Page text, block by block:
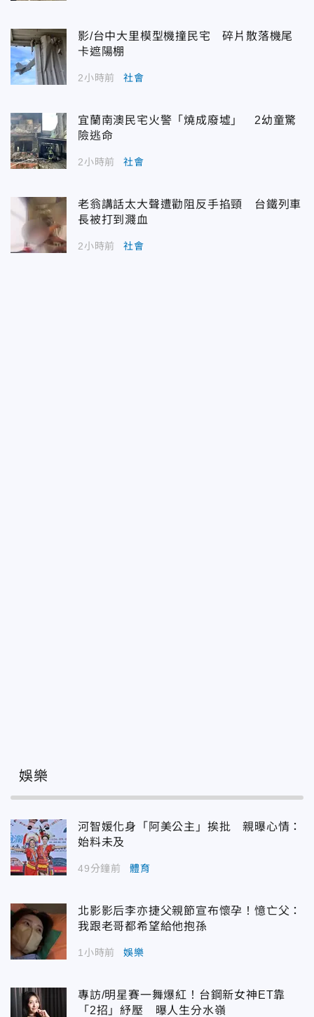
影/台中大里模型機撞民宅 碎片散落機尾
卡遮陽棚
2小時前 社會
宜蘭南澳民宅火警「燒成廢墟」 2幼童驚
險逃命
2小時前 社會
老翁講話太大聲遭勸阻反手掐頸 台鐵列車
長被打到濺血
2小時前 社會
娛樂
河智媛化身「阿美公主」挨批 親曝心情：
始料未及
49分鐘前 體育
北影影后李亦捷父親節宣布懷孕！憶亡父：
我跟老哥都希望給他抱孫
1小時前 娛樂
專訪/明星賽一舞爆紅！台鋼新女神ET靠
「2招」紓壓 曝人生分水嶺